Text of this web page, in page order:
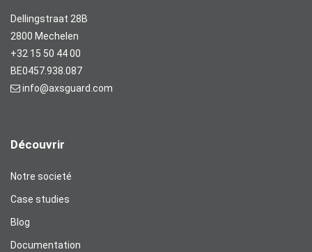
Dellingstraat 28B
2800 Mechelen
+32 15 50 44 00
BE0457.938.087
info@axsguard.com
Découvrir
Notre societé
Case studies
Blog​
Documentation